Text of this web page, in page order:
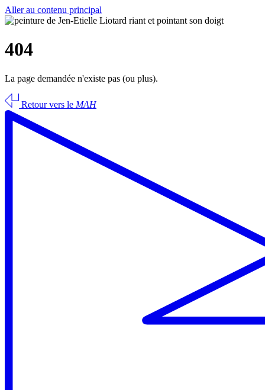
Aller au contenu principal
404
La page demandée n'existe pas (ou plus).
Retour vers le MAH